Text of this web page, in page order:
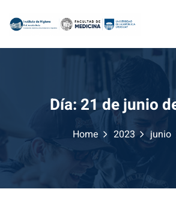
Día:21 de junio
Home 2023 junio